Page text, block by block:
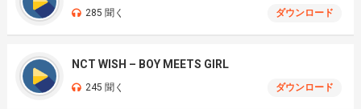
285 聞く ダウンロード
NCT WISH – BOY MEETS GIRL
245 聞く ダウンロード